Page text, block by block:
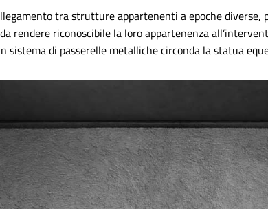
tra strutture appartenenti a epoche
rendere riconoscibile la loro appartenenza
sistema di passerelle metalliche circonda la statua